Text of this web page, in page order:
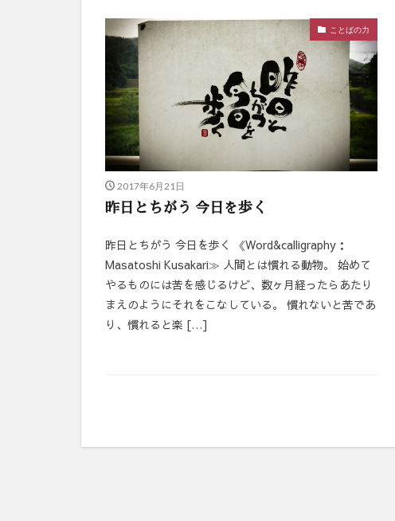
ことばの力
2017年6月21日
昨日とちがう 今日を歩く
昨日とちがう 今日を歩く 《Word&calligraphy：
Masatoshi Kusakari≫ 人間とは慣れる動物。 始めて
やるものには苦を感じるけど、数ヶ月経ったらあたり
まえのようにそれをこなしている。 慣れないと苦であ
り、慣れると楽 […]